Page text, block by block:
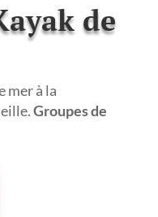
de
mer à la
Groupes de